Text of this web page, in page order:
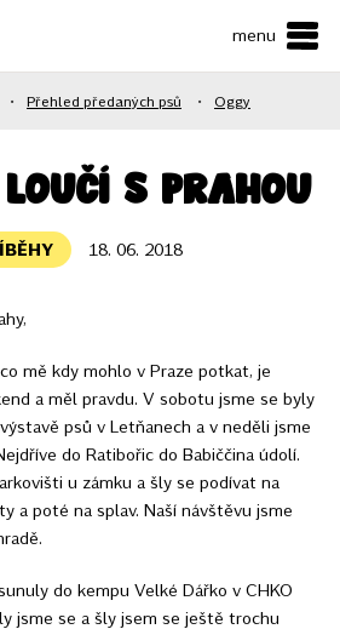
menu
E-shop
Podpořit
• Přehled předaných psů • Oggy
loučí s Prahou
18. 06. 2018
mě kdy mohlo v Praze potkat, je
a měl pravdu. V sobotu jsme se byly
psů v Letňanech a v neděli jsme
do Ratibořic do Babiččina údolí.
u zámku a šly se podívat na
a poté na splav. Naší návštěvu jsme
do kempu Velké Dářko v CHKO
jsme se a šly jsem se ještě trochu